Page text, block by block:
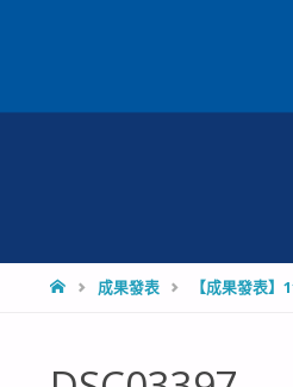
HOME成果發表 【成果發表